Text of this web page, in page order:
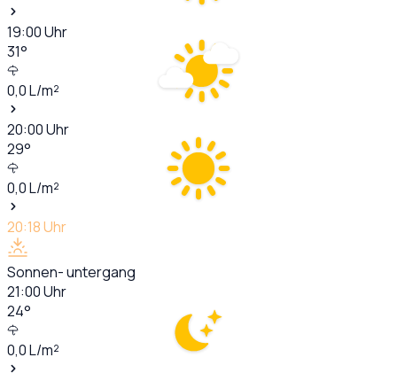
19:00Uhr
31°
0,0L/m²
20:00Uhr
29°
0,0L/m²
20:18Uhr
Sonnen- untergang
21:00Uhr
24°
0,0L/m²